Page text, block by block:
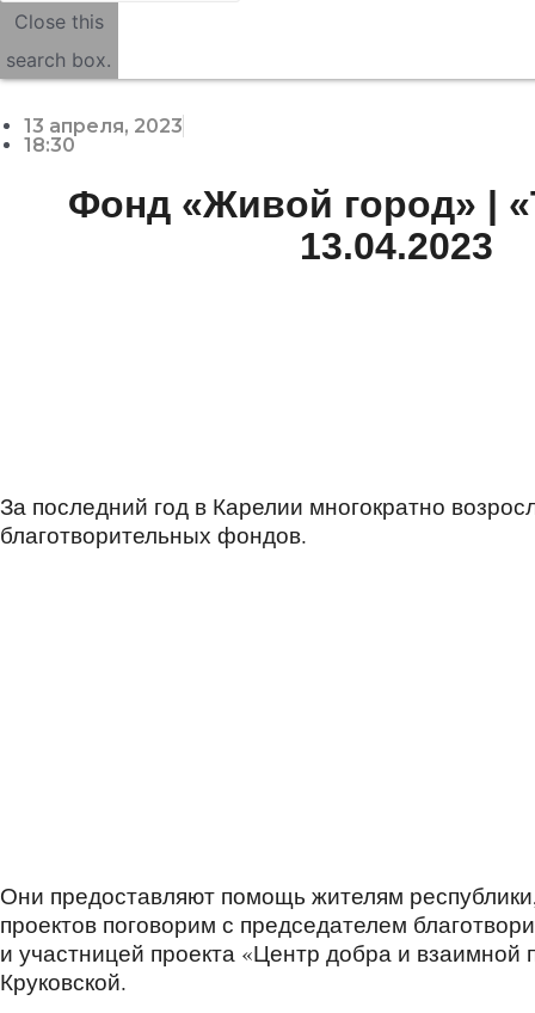
Close this
search box.
13 апреля, 2023
18:30
Фонд «Живой город» |
13.04.2023
За последний год в Карелии многократно
благотворительных фондов.
Они предоставляют помощь жителям
проектов поговорим с председателем
и участницей проекта «Центр добра и
Круковской.